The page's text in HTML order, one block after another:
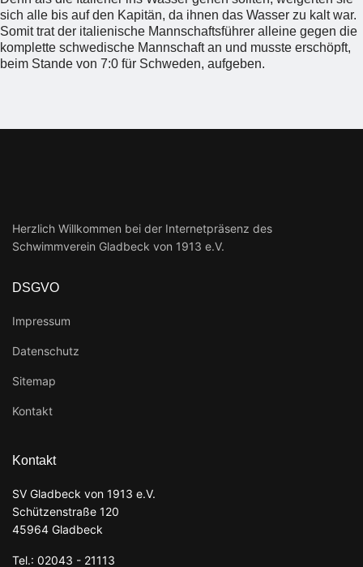
sich alle bis auf den Kapitän, da ihnen das Wasser zu kalt war.
Somit trat der italienische Mannschaftsführer alleine gegen die
komplette schwedische Mannschaft an und musste erschöpft,
beim Stande von 7:0 für Schweden, aufgeben.
Herzlich Willkommen bei der Internetpräsenz des
Schwimmverein Gladbeck von 1913 e.V.
DSGVO
Impressum
Datenschutz
Sitemap
Kontakt
Kontakt
SV Gladbeck von 1913 e.V.
Schützenstraße 120
45964 Gladbeck
Tel.: 02043 - 21113